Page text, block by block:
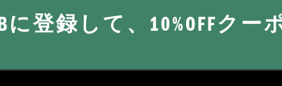
に登録して、10%OFFク